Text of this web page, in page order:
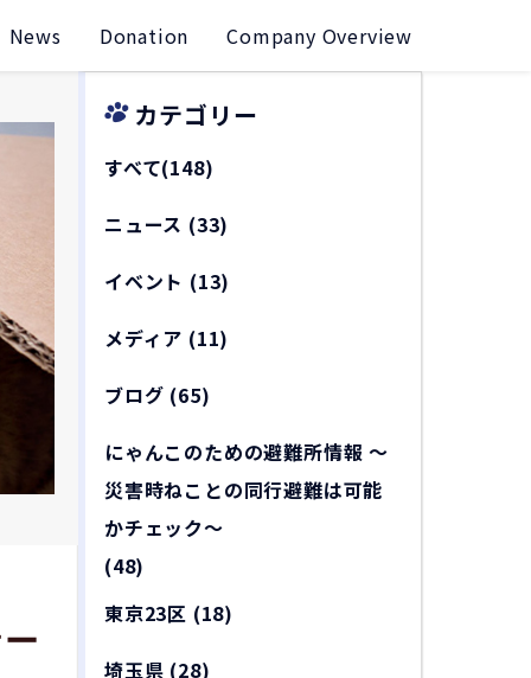
News Donation Company Overview
カテゴリー
すべて(148)
ニュース (33)
イベント (13)
メディア (11)
ブログ (65)
にゃんこのための避難所情報 〜
災害時ねことの同行避難は可能
かチェック〜
(48)
東京23区 (18)
埼玉県 (28)